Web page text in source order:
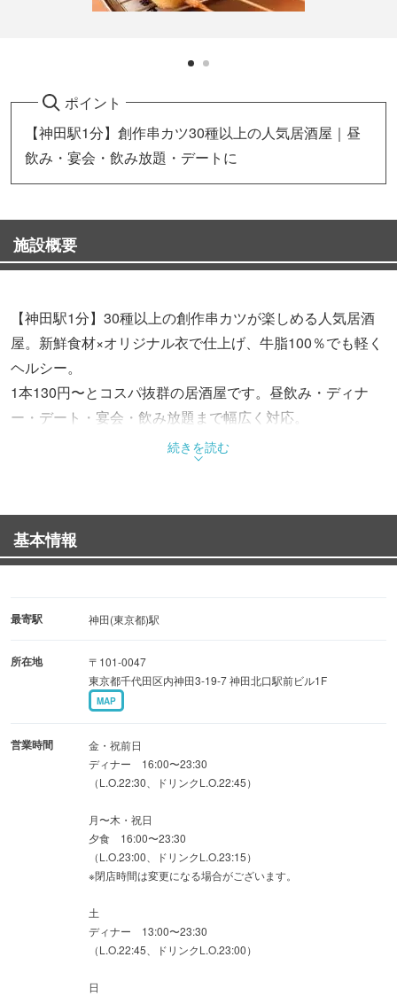
ポイント
【神田駅1分】創作串カツ30種以上の人気居酒屋｜昼
飲み・宴会・飲み放題・デートに
施設概要
【神田駅1分】30種以上の創作串カツが楽しめる人気居酒
屋。新鮮食材×オリジナル衣で仕上げ、牛脂100％でも軽く
ヘルシー。
1本130円〜とコスパ抜群の居酒屋です。昼飲み・ディナ
ー・デート・宴会・飲み放題まで幅広く対応。
神田 居酒屋をお探しの方におすすめ。
神田で串カツを楽しみたい方や仕事帰り、女子会にもぜひ
皆様のご来店を心よりお待ちしております。ぜひお気軽に
お立ち寄りくださいませ。
続きを読む
基本情報
最寄駅 神田(東京都)駅
所在地
〒101-0047
東京都千代田区内神田3-19-7 神田北口駅前ビル1F
MAP
営業時間
金・祝前日
ディナー 16:00〜23:30
（L.O.22:30、ドリンクL.O.22:45）
月〜木・祝日
夕食 16:00〜23:30
（L.O.23:00、ドリンクL.O.23:15）
※閉店時間は変更になる場合がございます。
土
ディナー 13:00〜23:30
（L.O.22:45、ドリンクL.O.23:00）
日